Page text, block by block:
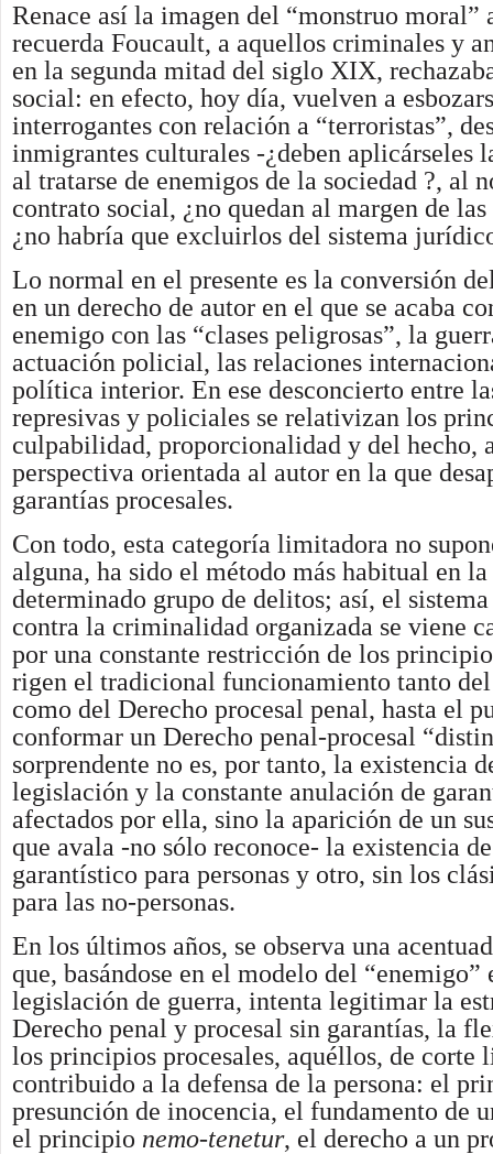
Renace así la imagen del “monstruo moral”
recuerda Foucault, a aquellos criminales y
en la segunda mitad del siglo XIX,
social: en efecto, hoy día, vuelven a
interrogantes con relación a “terroristas”,
inmigrantes culturales -¿deben aplicárseles
al tratarse de enemigos de la sociedad ?, al
contrato social, ¿no quedan al margen de
¿no habría que excluirlos del sistema
Lo normal en el presente es la conversión
en un derecho de autor en el que se acaba
enemigo con las “clases peligrosas”, la
actuación policial, las relaciones
política interior. En ese desconcierto entre
represivas y policiales se relativizan los
culpabilidad, proporcionalidad y del hecho,
perspectiva orientada al autor en la que
garantías procesales.
Con todo, esta categoría limitadora no
alguna, ha sido el método más habitual en
determinado grupo de delitos; así, el
contra la criminalidad organizada se viene
por una constante restricción de los
rigen el tradicional funcionamiento tanto
como del Derecho procesal penal, hasta el
conformar un Derecho penal-procesal
sorprendente no es, por tanto, la existencia
legislación y la constante anulación de
afectados por ella, sino la aparición de un
que avala -no sólo reconoce- la existencia
garantístico para personas y otro, sin los
para las no-personas.
En los últimos años, se observa una
que, basándose en el modelo del “enemigo”
legislación de guerra, intenta legitimar la
Derecho penal y procesal sin garantías, la
los principios procesales, aquéllos, de corte
contribuido a la defensa de la persona: el
presunción de inocencia, el fundamento de
el principio nemo-tenetur, el derecho a un